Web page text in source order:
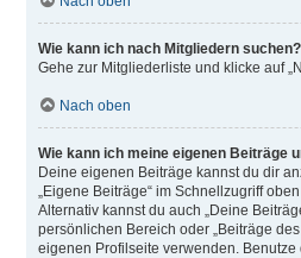
Wie kann ich nach Mitgliedern suchen?
Gehe zur Mitgliederliste und klicke auf
Nach oben
Wie kann ich meine eigenen Beiträge
Deine eigenen Beiträge kannst du dir
„Eigene Beiträge“ im Schnellzugriff
Alternativ kannst du auch „Deine
persönlichen Bereich oder „Beiträge
eigenen Profilseite verwenden.